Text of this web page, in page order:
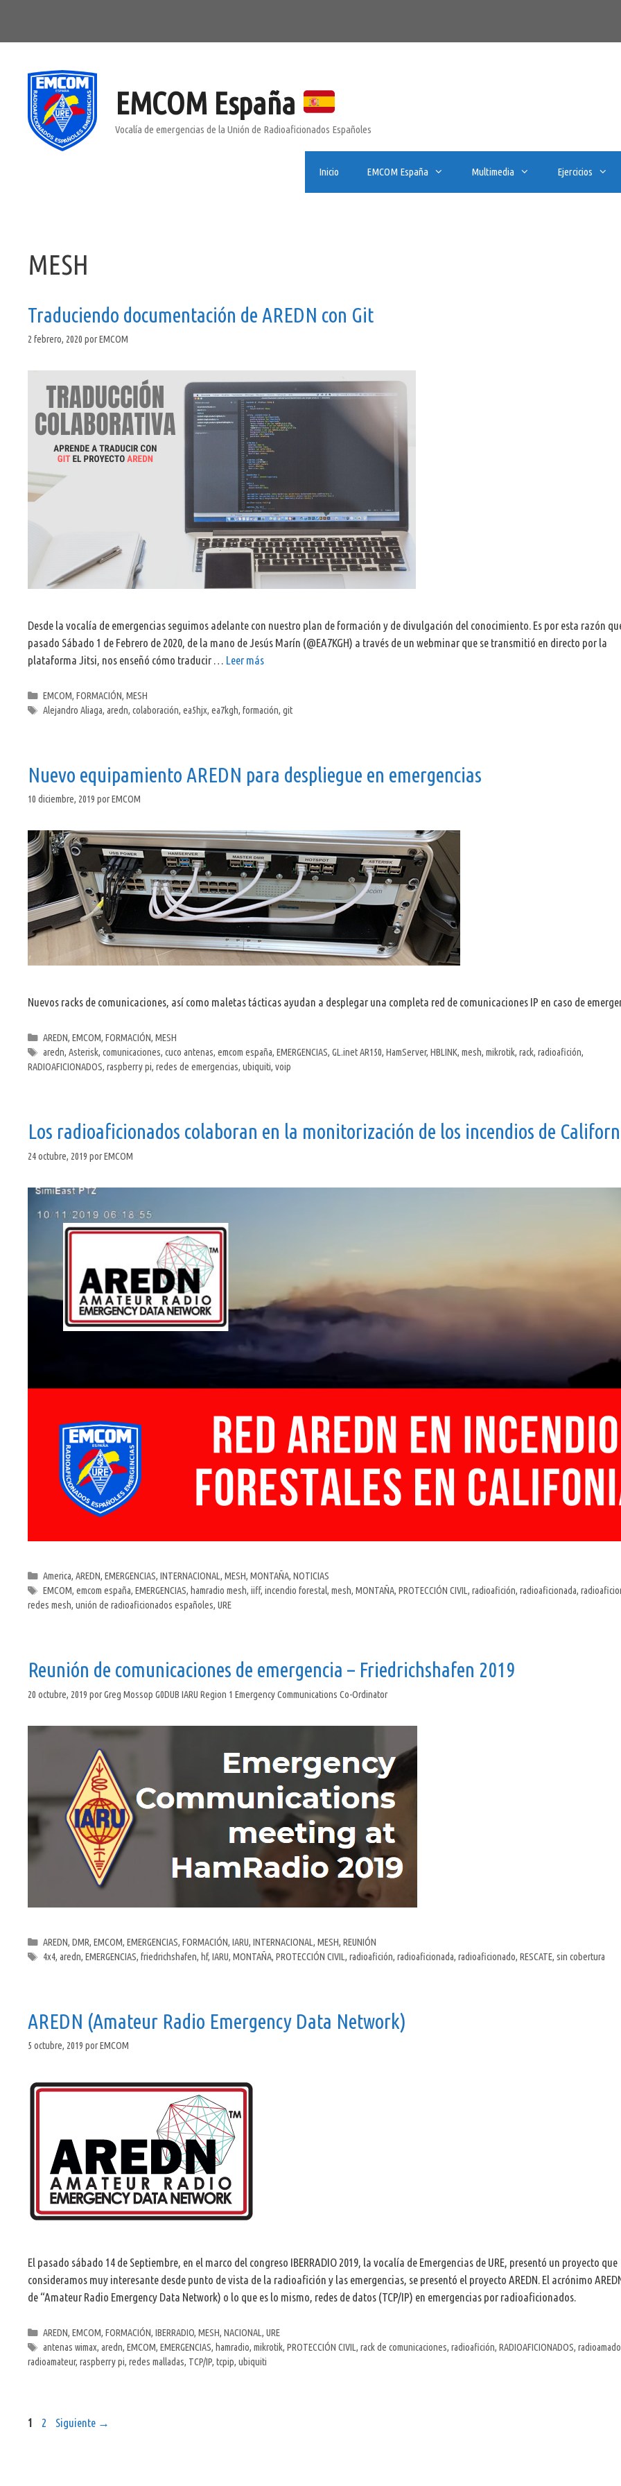
contenido
EMCOM España
Vocalía de emergencias de la Unión de Radioaficionados Españoles
Inicio EMCOM España Multimedia Ejercicios
MESH
Traduciendo documentación de AREDN con Git
2 febrero, 2020 porEMCOM
Desde la vocalía de emergencias seguimos adelante con nuestro plan de formación y de divulgación del conocimiento. Es por esta razón
pasado Sábado 1 de Febrero de 2020, de la mano de Jesús Marín (@EA7KGH) a través de un webminar que se transmitió en directo por la
plataforma Jitsi, nos enseñó cómo traducir … Leer más
Categorías
EMCOM, FORMACIÓN, MESH
Etiquetas
Alejandro Aliaga, aredn, colaboración, ea5hjx, ea7kgh, formación, git
Nuevo equipamiento AREDN para despliegue en emergencias
10 diciembre, 2019 porEMCOM
Nuevos racks de comunicaciones, así como maletas tácticas ayudan a desplegar una completa red de comunicaciones IP en caso de
Categorías
AREDN, EMCOM, FORMACIÓN, MESH
Etiquetas
aredn, Asterisk, comunicaciones, cuco antenas, emcom españa, EMERGENCIAS, GL.inet AR150, HamServer, HBLINK, mesh, mikrotik, rack, radioafición,
RADIOAFICIONADOS, raspberry pi, redes de emergencias, ubiquiti, voip
Los radioaficionados colaboran en la monitorización de los incendios de
24 octubre, 2019 porEMCOM
Categorías
America, AREDN, EMERGENCIAS, INTERNACIONAL, MESH, MONTAÑA, NOTICIAS
Etiquetas
EMCOM, emcom españa, EMERGENCIAS, hamradio mesh, iiff, incendio forestal, mesh, MONTAÑA, PROTECCIÓN CIVIL, radioafición, radioaficionada,
redes mesh, unión de radioaficionados españoles, URE
Reunión de comunicaciones de emergencia – Friedrichshafen 2019
20 octubre, 2019 porGreg Mossop G0DUB IARU Region 1 Emergency Communications Co-Ordinator
Categorías
AREDN, DMR, EMCOM, EMERGENCIAS, FORMACIÓN, IARU, INTERNACIONAL, MESH, REUNIÓN
Etiquetas
4x4, aredn, EMERGENCIAS, friedrichshafen, hf, IARU, MONTAÑA, PROTECCIÓN CIVIL, radioafición, radioaficionada, radioaficionado, RESCATE, sin cobertura
AREDN (Amateur Radio Emergency Data Network)
5 octubre, 2019 porEMCOM
El pasado sábado 14 de Septiembre, en el marco del congreso IBERRADIO 2019, la vocalía de Emergencias de URE, presentó un proyecto que
consideramos muy interesante desde punto de vista de la radioafición y las emergencias, se presentó el proyecto AREDN. El acrónimo
de “Amateur Radio Emergency Data Network) o lo que es lo mismo, redes de datos (TCP/IP) en emergencias por radioaficionados.
Categorías
AREDN, EMCOM, FORMACIÓN, IBERRADIO, MESH, NACIONAL, URE
Etiquetas
antenas wimax, aredn, EMCOM, EMERGENCIAS, hamradio, mikrotik, PROTECCIÓN CIVIL, rack de comunicaciones, radioafición, RADIOAFICIONADOS,
radioamateur, raspberry pi, redes malladas, TCP/IP, tcpip, ubiquiti
Página
1 Página
2 Siguiente →